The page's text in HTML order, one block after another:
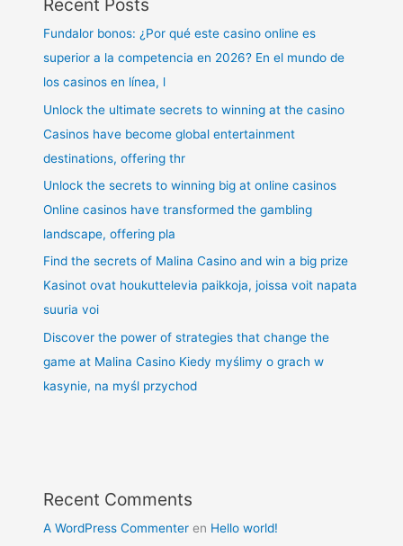
Recent Posts
Fundalor bonos: ¿Por qué este casino online es
superior a la competencia en 2026? En el mundo de
los casinos en línea, l
Unlock the ultimate secrets to winning at the casino
Casinos have become global entertainment
destinations, offering thr
Unlock the secrets to winning big at online casinos
Online casinos have transformed the gambling
landscape, offering pla
Find the secrets of Malina Casino and win a big prize
Kasinot ovat houkuttelevia paikkoja, joissa voit napata
suuria voi
Discover the power of strategies that change the
game at Malina Casino Kiedy myślimy o grach w
kasynie, na myśl przychod
Recent Comments
A WordPress Commenter en Hello world!